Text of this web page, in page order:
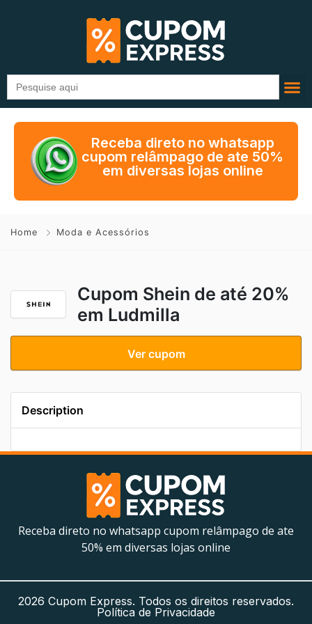
Search
for:
Receba direto no whatsapp
cupom relâmpago de ate 50%
em diversas lojas online
Home Moda e Acessórios
Cupom Shein de até 20%
em Ludmilla
Ver cupom
Description
Receba direto no whatsapp cupom relâmpago de ate
50% em diversas lojas online
2026 Cupom Express. Todos os direitos reservados.
Política de Privacidade